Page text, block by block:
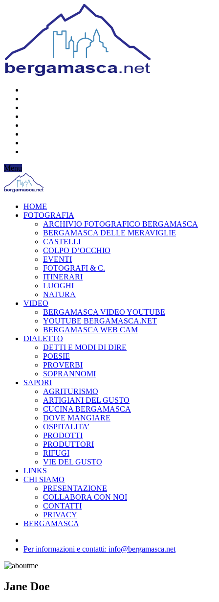
Menu
HOME
FOTOGRAFIA
ARCHIVIO FOTOGRAFICO BERGAMASCA
BERGAMASCA DELLE MERAVIGLIE
CASTELLI
COLPO D’OCCHIO
EVENTI
FOTOGRAFI & C.
ITINERARI
LUOGHI
NATURA
VIDEO
BERGAMASCA VIDEO YOUTUBE
YOUTUBE BERGAMASCA.NET
BERGAMASCA WEB CAM
DIALETTO
DETTI E MODI DI DIRE
POESIE
PROVERBI
SOPRANNOMI
SAPORI
AGRITURISMO
ARTIGIANI DEL GUSTO
CUCINA BERGAMASCA
DOVE MANGIARE
OSPITALITA’
PRODOTTI
PRODUTTORI
RIFUGI
VIE DEL GUSTO
LINKS
CHI SIAMO
PRESENTAZIONE
COLLABORA CON NOI
CONTATTI
PRIVACY
BERGAMASCA
Per informazioni e contatti: info@bergamasca.net
Jane Doe